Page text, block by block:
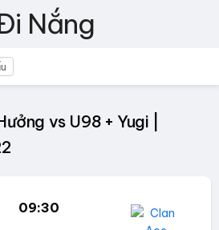
vs U98 + Yugi |
09:30